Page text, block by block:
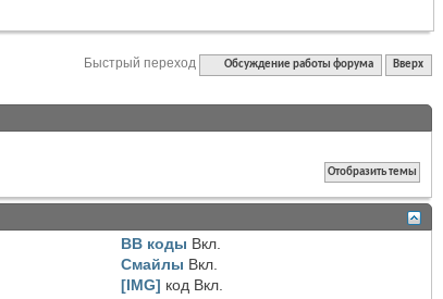
Быстрый переход Обсуждение работы форума Вверх
BB коды Вкл.
Смайлы Вкл.
[IMG] код Вкл.